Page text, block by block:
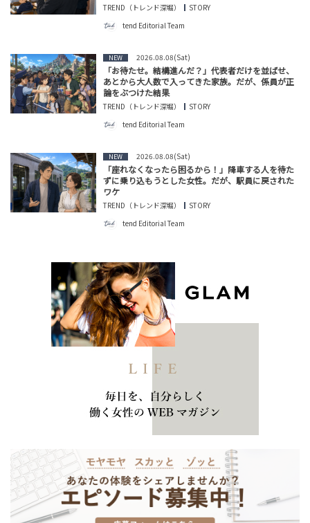
TREND（トレンド深堀）
STORY
tend Editorial Team
NEW 2026.08.08(Sat)
「お待たせ。結構進んだ？」代表者だけを並ばせ、
あとから大人数で入ってきた家族。だが、係員が正
論をぶつけた結果
TREND（トレンド深堀）
STORY
tend Editorial Team
NEW 2026.08.08(Sat)
「座れなくなったら困るから！」降車する人を待た
ずに乗り込もうとした女性。だが、駅員に戻された
ワケ
TREND（トレンド深堀）
STORY
tend Editorial Team